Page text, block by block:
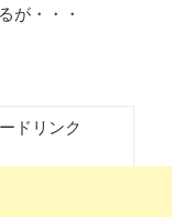
が・・・
ドリンク